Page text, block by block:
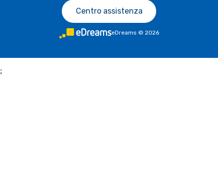
Centro assistenza
eDreams © 2026
;